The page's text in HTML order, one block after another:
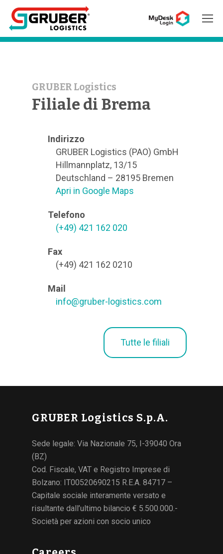
GRUBER Logistics
Filiale di Brema
Indirizzo
GRUBER Logistics (PAO) GmbH
Hillmannplatz, 13/15
Deutschland – 28195 Bremen
Apri in Google Maps
Telefono
(+49) 421 162 020
Fax
(+49) 421 162 0210
Mail
info@gruber-logistics.com
Tutte le filiali
GRUBER Logistics S.p.A.
Sede legale: Via Nazionale 75, I-39040 Ora
(BZ)
Cod. Fiscale, VAT e Registro Imprese di
Bolzano: IT00520690215 R.E.A. 84717 –
Capitale sociale interamente versato e
risultante dall’ultimo bilancio € 5.500.000.-
Società per azioni con socio unico